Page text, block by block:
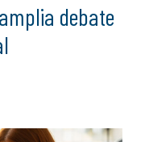
debate